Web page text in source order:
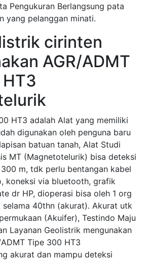
Pengukuran Berlangsung pata
yang pelanggan minati.
cirinten
AGR/ADMT
HT3 adalah Alat yang memiliki
digunakan oleh penguna baru
batuan tanah, Alat Studi
MT (Magnetotelurik) bisa deteksi
m, tdk perlu bentangan kabel
koneksi via bluetooth, grafik
dr HP, dioperasi bisa oleh 1 org
selama 40thn (akurat). Akurat utk
(Akuifer), Testindo Maju
Layanan Geolistrik mengunakan
Tipe 300 HT3
akurat dan mampu deteksi